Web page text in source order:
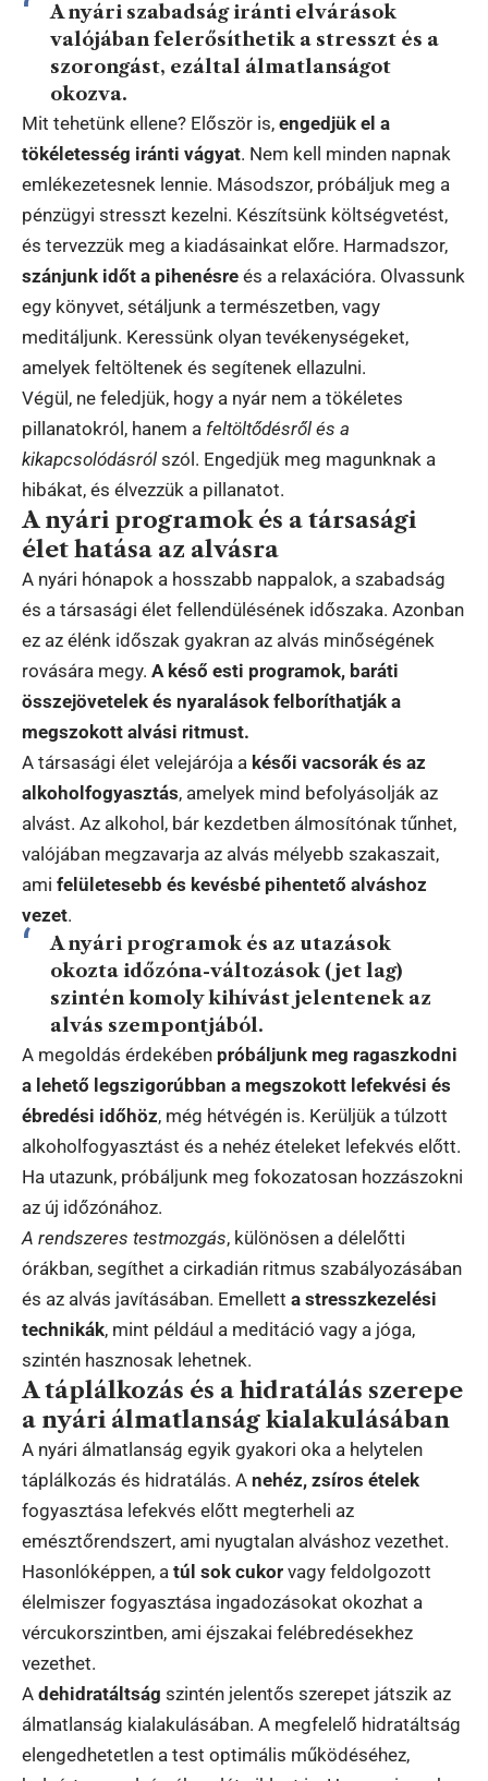
A nyári szabadság iránti elvárások
valójában felerősíthetik a stresszt és a
szorongást, ezáltal álmatlanságot
okozva.
Mit tehetünk ellene? Először is, engedjük el a
tökéletesség iránti vágyat. Nem kell minden napnak
emlékezetesnek lennie. Másodszor, próbáljuk meg a
pénzügyi stresszt kezelni. Készítsünk költségvetést,
és tervezzük meg a kiadásainkat előre. Harmadszor,
szánjunk időt a pihenésre és a relaxációra. Olvassunk
egy könyvet, sétáljunk a természetben, vagy
meditáljunk. Keressünk olyan tevékenységeket,
amelyek feltöltenek és segítenek ellazulni.
Végül, ne feledjük, hogy a nyár nem a tökéletes
pillanatokról, hanem a feltöltődésről és a
kikapcsolódásról szól. Engedjük meg magunknak a
hibákat, és élvezzük a pillanatot.
A nyári programok és a társasági
élet hatása az alvásra
A nyári hónapok a hosszabb nappalok, a szabadság
és a társasági élet fellendülésének időszaka. Azonban
ez az élénk időszak gyakran az alvás minőségének
rovására megy. A késő esti programok, baráti
összejövetelek és nyaralások felboríthatják a
megszokott alvási ritmust.
A társasági élet velejárója a késői vacsorák és az
alkoholfogyasztás, amelyek mind befolyásolják az
alvást. Az alkohol, bár kezdetben álmosítónak tűnhet,
valójában megzavarja az alvás mélyebb szakaszait,
ami felületesebb és kevésbé pihentető alváshoz
vezet.
A nyári programok és az utazások
okozta időzóna-változások (jet lag)
szintén komoly kihívást jelentenek az
alvás szempontjából.
A megoldás érdekében próbáljunk meg ragaszkodni
a lehető legszigorúbban a megszokott lefekvési és
ébredési időhöz, még hétvégén is. Kerüljük a túlzott
alkoholfogyasztást és a nehéz ételeket lefekvés előtt.
Ha utazunk, próbáljunk meg fokozatosan hozzászokni
az új időzónához.
A rendszeres testmozgás, különösen a délelőtti
órákban, segíthet a cirkadián ritmus szabályozásában
és az alvás javításában. Emellett a stresszkezelési
technikák, mint például a meditáció vagy a jóga,
szintén hasznosak lehetnek.
A táplálkozás és a hidratálás szerepe
a nyári álmatlanság kialakulásában
A nyári álmatlanság egyik gyakori oka a helytelen
táplálkozás és hidratálás. A nehéz, zsíros ételek
fogyasztása lefekvés előtt megterheli az
emésztőrendszert, ami nyugtalan alváshoz vezethet.
Hasonlóképpen, a túl sok cukor vagy feldolgozott
élelmiszer fogyasztása ingadozásokat okozhat a
vércukorszintben, ami éjszakai felébredésekhez
vezethet.
A dehidratáltság szintén jelentős szerepet játszik az
álmatlanság kialakulásában. A megfelelő hidratáltság
elengedhetetlen a test optimális működéséhez,